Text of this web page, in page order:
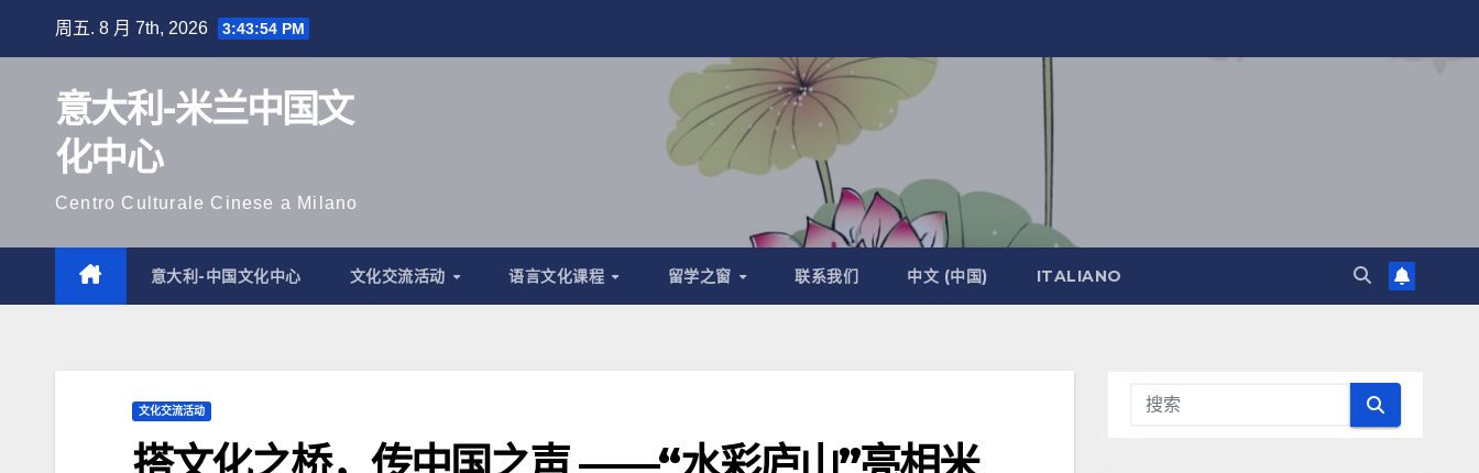
周五. 8 月 7th, 2026 3:43:55 PM
意大利-米兰中国文
化中心
Centro Culturale Cinese a Milano
意大利-中国文化中心 文化交流活动 语言文化课程 留学之窗 联系我们 中文 (中国) ITALIANO
文化交流活动